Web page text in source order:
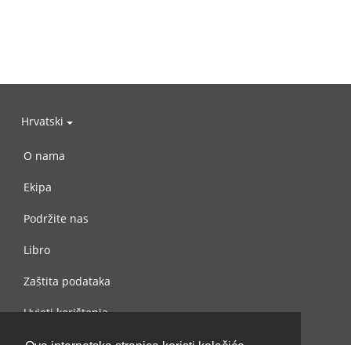
Hrvatski
O nama
Ekipa
Podržite nas
Libro
Zaštita podataka
Uvjeti korištenja